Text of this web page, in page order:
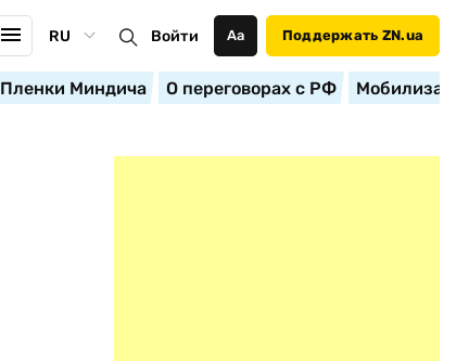
RU Войти Аа Поддержать ZN.ua
Пленки Миндича О переговорах с РФ